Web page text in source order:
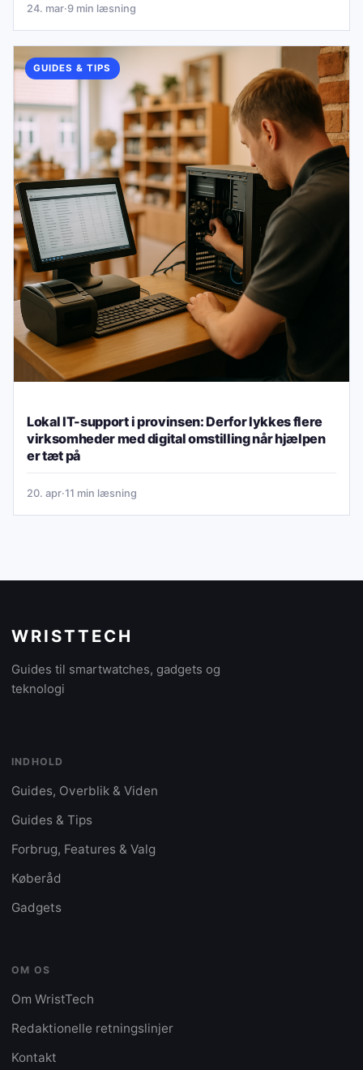
24. mar·9 min læsning
GUIDES & TIPS
Lokal IT-support i provinsen: Derfor lykkes flere
virksomheder med digital omstilling når hjælpen
er tæt på
20. apr·11 min læsning
WRISTTECH
Guides til smartwatches, gadgets og
teknologi
INDHOLD
Guides, Overblik & Viden
Guides & Tips
Forbrug, Features & Valg
Køberåd
Gadgets
OM OS
Om WristTech
Redaktionelle retningslinjer
Kontakt